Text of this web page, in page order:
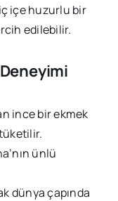
içe huzurlu bir
edilebilir.
ince bir ekmek
ünlü
dünya çapında